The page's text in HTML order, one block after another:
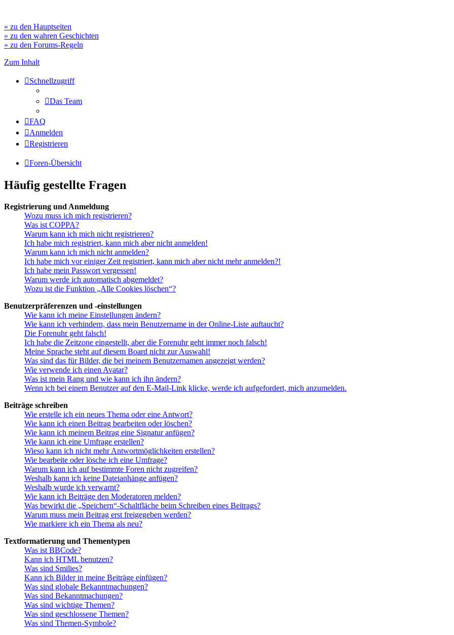
» zu den Hauptseiten
» zu den wahren Geschichten
» zu den Forums-Regeln
Zum Inhalt
Schnellzugriff
Das Team
FAQ
Anmelden
Registrieren
Foren-Übersicht
Häufig gestellte Fragen
Registrierung und Anmeldung
Wozu muss ich mich registrieren?
Was ist COPPA?
Warum kann ich mich nicht registrieren?
Ich habe mich registriert, kann mich aber nicht anmelden!
Warum kann ich mich nicht anmelden?
Ich habe mich vor einiger Zeit registriert, kann mich aber nicht mehr anmelden?!
Ich habe mein Passwort vergessen!
Warum werde ich automatisch abgemeldet?
Wozu ist die Funktion „Alle Cookies löschen“?
Benutzerpräferenzen und -einstellungen
Wie kann ich meine Einstellungen ändern?
Wie kann ich verhindern, dass mein Benutzername in der Online-Liste auftaucht?
Die Forenuhr geht falsch!
Ich habe die Zeitzone eingestellt, aber die Forenuhr geht immer noch falsch!
Meine Sprache steht auf diesem Board nicht zur Auswahl!
Was sind das für Bilder, die bei meinem Benutzernamen angezeigt werden?
Wie verwende ich einen Avatar?
Was ist mein Rang und wie kann ich ihn ändern?
Wenn ich bei einem Benutzer auf den E-Mail-Link klicke, werde ich aufgefordert, mich anzumelden.
Beiträge schreiben
Wie erstelle ich ein neues Thema oder eine Antwort?
Wie kann ich einen Beitrag bearbeiten oder löschen?
Wie kann ich meinem Beitrag eine Signatur anfügen?
Wie kann ich eine Umfrage erstellen?
Wieso kann ich nicht mehr Antwortmöglichkeiten erstellen?
Wie bearbeite oder lösche ich eine Umfrage?
Warum kann ich auf bestimmte Foren nicht zugreifen?
Weshalb kann ich keine Dateianhänge anfügen?
Weshalb wurde ich verwarnt?
Wie kann ich Beiträge den Moderatoren melden?
Was bewirkt die „Speichern“-Schaltfläche beim Schreiben eines Beitrags?
Warum muss mein Beitrag erst freigegeben werden?
Wie markiere ich ein Thema als neu?
Textformatierung und Thementypen
Was ist BBCode?
Kann ich HTML benutzen?
Was sind Smilies?
Kann ich Bilder in meine Beiträge einfügen?
Was sind globale Bekanntmachungen?
Was sind Bekanntmachungen?
Was sind wichtige Themen?
Was sind geschlossene Themen?
Was sind Themen-Symbole?